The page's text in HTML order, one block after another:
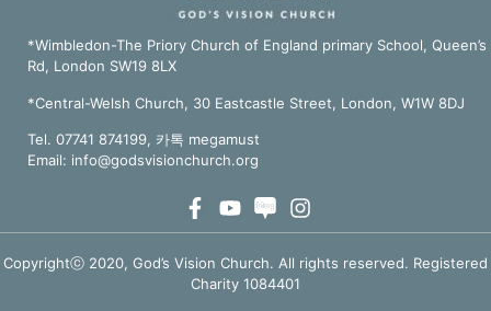
*Wimbledon-The Priory Church of England primary School, Queen’s
Rd, London SW19 8LX
*Central-Welsh Church, 30 Eastcastle Street, London, W1W 8DJ
Tel. 07741 874199, 카톡 megamust
Email: info@godsvisionchurch.org
Copyrightⓒ 2020, God’s Vision Church. All rights reserved. Registered
Charity 1084401